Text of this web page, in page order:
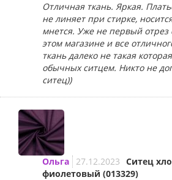
Отличная ткань. Яркая.
не линяет при стирке,
мнется. Уже не первый отрез
этом магазине и все
ткань далеко не такая
обычных ситцем. Никто не
ситец))
Ольга 27.12.2023 Ситец
фиолетовый (013329)